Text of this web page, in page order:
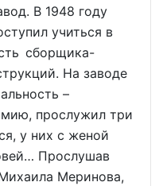
В 1948 году
учиться в
сборщика-
На заводе
–
прослужил три
у них с женой
Прослушав
Меринова,